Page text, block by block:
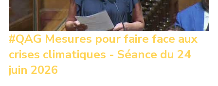
#QAG Mesures pour faire face aux
crises climatiques - Séance du 24
juin 2026